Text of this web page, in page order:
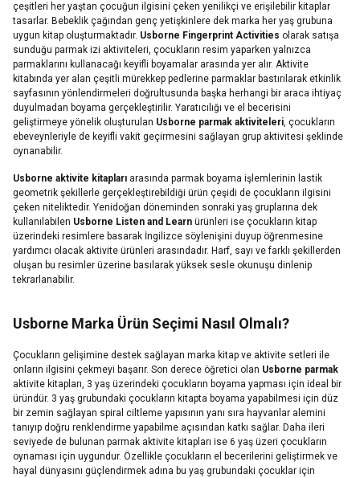
çeşitleri her yaştan çocuğun ilgisini çeken yenilikçi ve erişilebilir kitaplar
tasarlar. Bebeklik çağından genç yetişkinlere dek marka her yaş grubuna
uygun kitap oluşturmaktadır. Usborne Fingerprint Activities olarak satışa
sunduğu parmak izi aktiviteleri, çocukların resim yaparken yalnızca
parmaklarını kullanacağı keyifli boyamalar arasında yer alır. Aktivite
kitabında yer alan çeşitli mürekkep pedlerine parmaklar bastırılarak etkinlik
sayfasının yönlendirmeleri doğrultusunda başka herhangi bir araca ihtiyaç
duyulmadan boyama gerçekleştirilir. Yaratıcılığı ve el becerisini
geliştirmeye yönelik oluşturulan Usborne parmak aktiviteleri, çocukların
ebeveynleriyle de keyifli vakit geçirmesini sağlayan grup aktivitesi şeklinde
oynanabilir.
Usborne aktivite kitapları arasında parmak boyama işlemlerinin lastik
geometrik şekillerle gerçekleştirebildiği ürün çeşidi de çocukların ilgisini
çeken niteliktedir. Yenidoğan döneminden sonraki yaş gruplarına dek
kullanılabilen Usborne Listen and Learn ürünleri ise çocukların kitap
üzerindeki resimlere basarak İngilizce söylenişini duyup öğrenmesine
yardımcı olacak aktivite ürünleri arasındadır. Harf, sayı ve farklı şekillerden
oluşan bu resimler üzerine basılarak yüksek sesle okunuşu dinlenip
tekrarlanabilir.
Usborne Marka Ürün Seçimi Nasıl Olmalı?
Çocukların gelişimine destek sağlayan marka kitap ve aktivite setleri ile
onların ilgisini çekmeyi başarır. Son derece öğretici olan Usborne parmak
aktivite kitapları, 3 yaş üzerindeki çocukların boyama yapması için ideal bir
üründür. 3 yaş grubundaki çocukların kitapta boyama yapabilmesi için düz
bir zemin sağlayan spiral ciltleme yapısının yanı sıra hayvanlar alemini
tanıyıp doğru renklendirme yapabilme açısından katkı sağlar. Daha ileri
seviyede de bulunan parmak aktivite kitapları ise 6 yaş üzeri çocukların
oynaması için uygundur. Özellikle çocukların el becerilerini geliştirmek ve
hayal dünyasını güçlendirmek adına bu yaş grubundaki çocuklar için